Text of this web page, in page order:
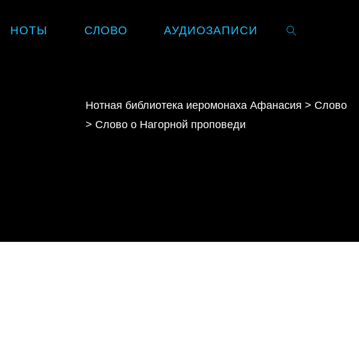
НОТЫ СЛОВО АУДИОЗАПИСИ
Нотная библиотека иеромонаха Афанасия > Слово
> Слово о Нагорной проповеди